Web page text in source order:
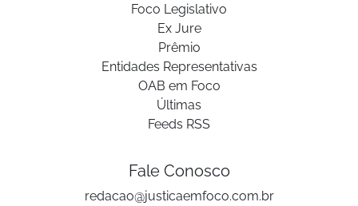
Foco Legislativo
Ex Jure
Prêmio
Entidades Representativas
OAB em Foco
Últimas
Feeds RSS
Fale Conosco
redacao@justicaemfoco.com.br